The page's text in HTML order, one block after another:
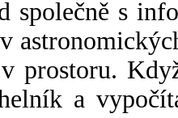
společně s
prostoru.
a